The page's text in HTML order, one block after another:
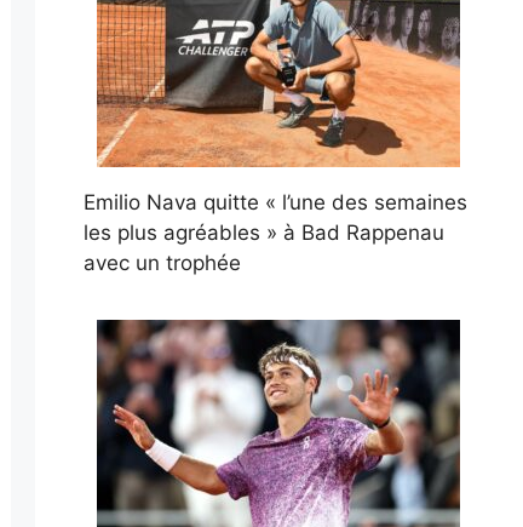
Emilio Nava quitte « l’une des semaines
les plus agréables » à Bad Rappenau
avec un trophée